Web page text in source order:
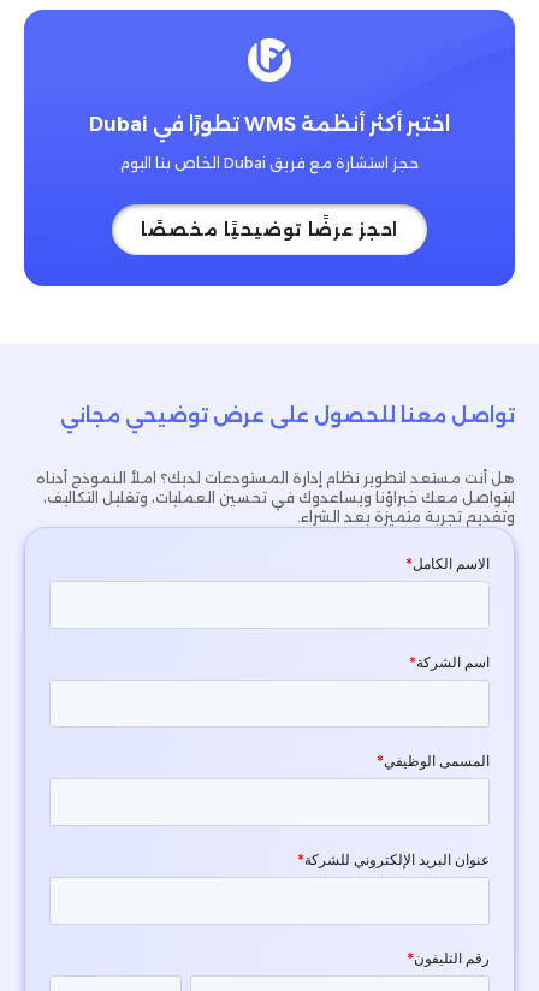
اختبر أكثر أنظمة WMS تطورًا في Dubai
حجز استشارة مع فريق Dubai الخاص بنا اليوم
احجز عرضًا توضيحيًا مخصصًا
تواصل معنا للحصول على عرض توضيحي مجاني
هل أنت مستعد لتطوير نظام إدارة المستودعات لديك؟ املأ النموذج أدناه
ليتواصل معك خبراؤنا ويساعدوك في تحسين العمليات، وتقليل التكاليف،
وتقديم تجربة متميزة بعد الشراء.